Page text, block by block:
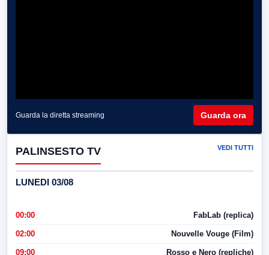
Guarda la diretta streaming Guarda ora
PALINSESTO TV VEDI TUTTI
LUNEDI 03/08
00:00 FabLab (replica)
02:00 Nouvelle Vouge (Film)
09:00 Rosso e Nero (repliche)